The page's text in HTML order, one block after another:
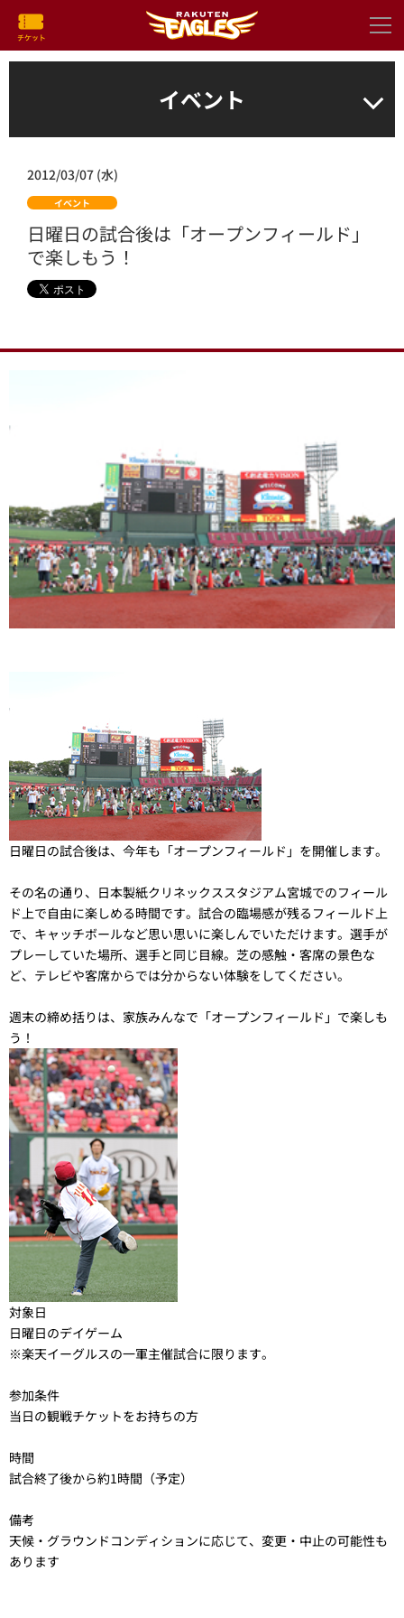
イベント
2012/03/07 (水)
イベント
日曜日の試合後は「オープンフィールド」
で楽しもう！
日曜日の試合後は、今年も「オープンフィールド」を開催します。
その名の通り、日本製紙クリネックススタジアム宮城でのフィール
ド上で自由に楽しめる時間です。試合の臨場感が残るフィールド上
で、キャッチボールなど思い思いに楽しんでいただけます。選手が
プレーしていた場所、選手と同じ目線。芝の感触・客席の景色な
ど、テレビや客席からでは分からない体験をしてください。
週末の締め括りは、家族みんなで「オープンフィールド」で楽しも
う！
対象日
日曜日のデイゲーム
※楽天イーグルスの一軍主催試合に限ります。
参加条件
当日の観戦チケットをお持ちの方
時間
試合終了後から約1時間（予定）
備考
天候・グラウンドコンディションに応じて、変更・中止の可能性も
あります